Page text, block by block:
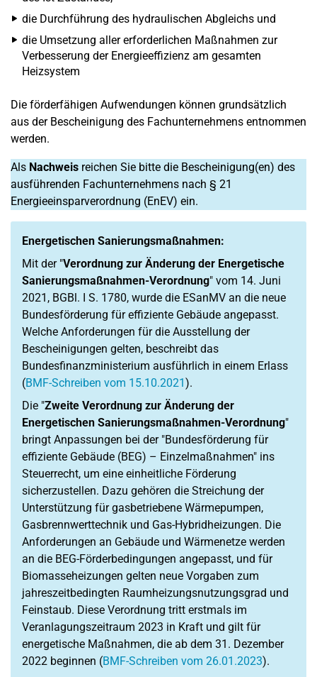
die Durchführung des hydraulischen Abgleichs und
die Umsetzung aller erforderlichen Maßnahmen zur
Verbesserung der Energieeffizienz am gesamten
Heizsystem
Die förderfähigen Aufwendungen können grundsätzlich
aus der Bescheinigung des Fachunternehmens entnommen
werden.
Als Nachweis reichen Sie bitte die Bescheinigung(en) des
ausführenden Fachunternehmens nach § 21
Energieeinsparverordnung (EnEV) ein.
Energetischen Sanierungsmaßnahmen:
Mit der "Verordnung zur Änderung der Energetische
Sanierungsmaßnahmen-Verordnung" vom 14. Juni
2021, BGBl. I S. 1780, wurde die ESanMV an die neue
Bundesförderung für effiziente Gebäude angepasst.
Welche Anforderungen für die Ausstellung der
Bescheinigungen gelten, beschreibt das
Bundesfinanzministerium ausführlich in einem Erlass
(BMF-Schreiben vom 15.10.2021).
Die "Zweite Verordnung zur Änderung der
Energetischen Sanierungsmaßnahmen-Verordnung"
bringt Anpassungen bei der "Bundesförderung für
effiziente Gebäude (BEG) – Einzelmaßnahmen" ins
Steuerrecht, um eine einheitliche Förderung
sicherzustellen. Dazu gehören die Streichung der
Unterstützung für gasbetriebene Wärmepumpen,
Gasbrennwerttechnik und Gas-Hybridheizungen. Die
Anforderungen an Gebäude und Wärmenetze werden
an die BEG-Förderbedingungen angepasst, und für
Biomasseheizungen gelten neue Vorgaben zum
jahreszeitbedingten Raumheizungsnutzungsgrad und
Feinstaub. Diese Verordnung tritt erstmals im
Veranlagungszeitraum 2023 in Kraft und gilt für
energetische Maßnahmen, die ab dem 31. Dezember
2022 beginnen (BMF-Schreiben vom 26.01.2023).